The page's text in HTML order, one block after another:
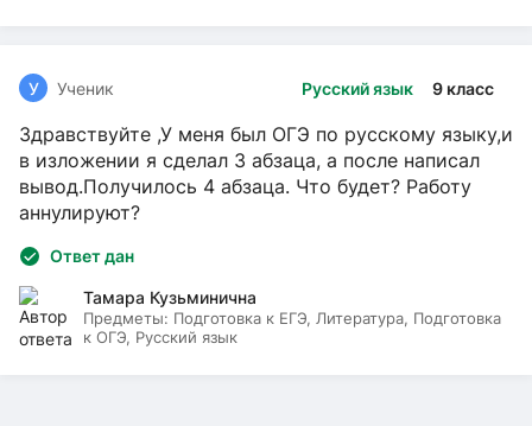
Русский язык 9 класс
У Ученик
Здравствуйте ,У меня был ОГЭ по русскому языку,и
в изложении я сделал 3 абзаца, а после написал
вывод.Получилось 4 абзаца. Что будет? Работу
аннулируют?
Ответ дан
Тамара Кузьминична
Предметы: Подготовка к ЕГЭ, Литература, Подготовка
к ОГЭ, Русский язык